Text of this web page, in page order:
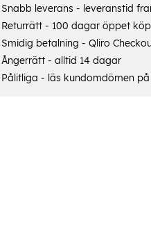
Snabb leverans - leveranstid
Returrätt - 100 dagar öppet köp
Smidig betalning - Qliro
Ångerrätt - alltid 14 dagar
Pålitliga - läs kundomdömen på